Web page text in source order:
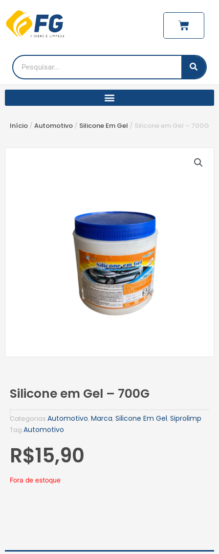
para
conteúdo
Carrinho
Pesquisar
Início / Automotivo / Silicone Em Gel / Silicone em Gel – 700G
Silicone em Gel – 700G
Categorias Automotivo, Marca, Silicone Em Gel, Siprolimp
Tag Automotivo
R$15,90
Fora de estoque